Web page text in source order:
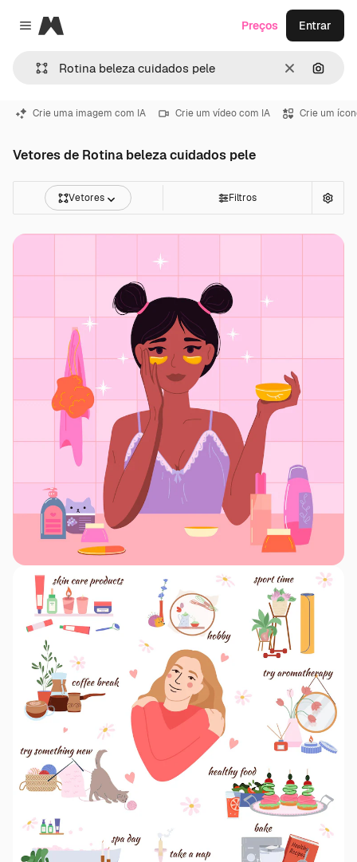
Close menu
Magnific
Limpar
Preços Entrar
Crie uma imagem com IA Crie um vídeo com IA Crie um
Vetores de Rotina beleza cuidados pele
Vetores Filtros